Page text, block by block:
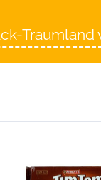
Traumland